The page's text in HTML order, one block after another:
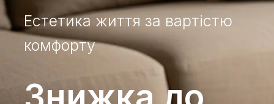
Естетика життя за вартістю
комфорту